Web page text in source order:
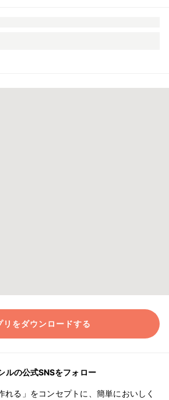
リをダウンロードする
ルの公式SNSをフォロー
れる」をコンセプトに、簡単においしく